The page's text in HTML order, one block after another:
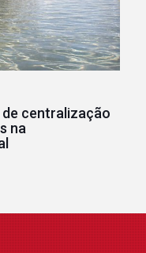
centralização
na